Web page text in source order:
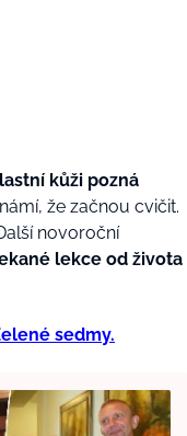
kůži pozná
že začnou cvičit.
novoroční
lekce od života
sedmy.